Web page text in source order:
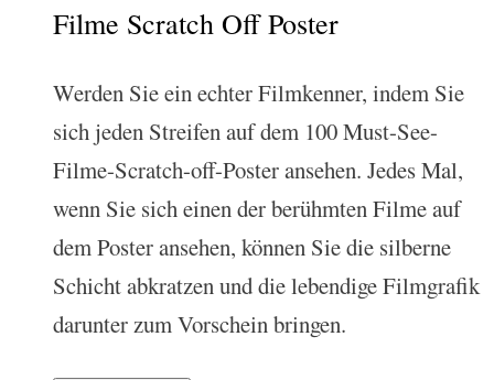
Filme Scratch Off Poster
Werden Sie ein echter Filmkenner, indem Sie
sich jeden Streifen auf dem 100 Must-See-
Filme-Scratch-off-Poster ansehen. Jedes Mal,
wenn Sie sich einen der berühmten Filme auf
dem Poster ansehen, können Sie die silberne
Schicht abkratzen und die lebendige Filmgrafik
darunter zum Vorschein bringen.